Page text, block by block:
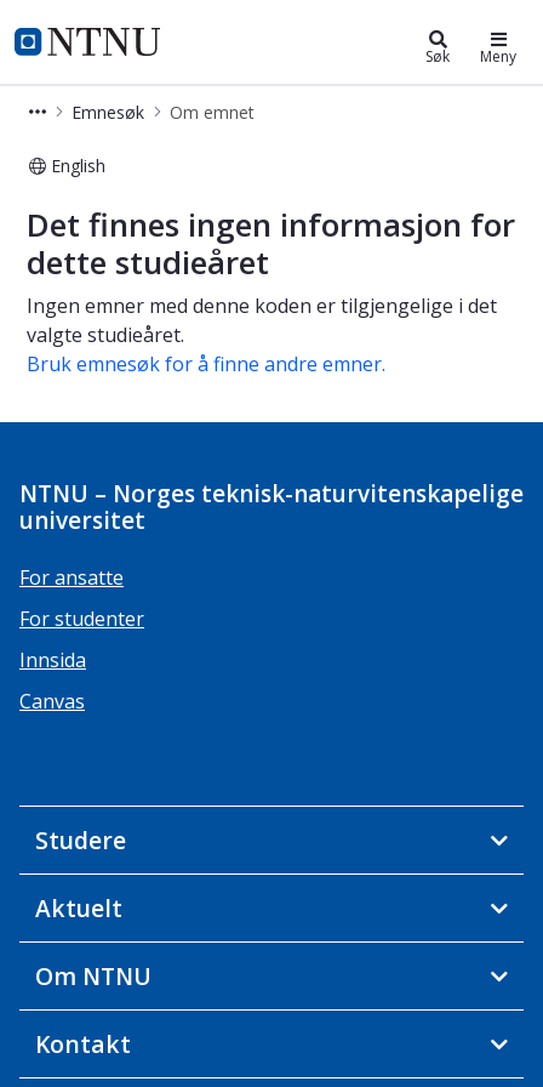
NTNU Hjemmeside
Studier Søk Meny
Emnesøk Om emnet
English
Om emnet
Det finnes ingen informasjon for
dette studieåret
Ingen emner med denne koden er tilgjengelige i det
valgte studieåret.
Bruk emnesøk for å finne andre emner.
NTNU – Norges teknisk-naturvitenskapelige
universitet
For ansatte
For studenter
Innsida
Canvas
Studere
Aktuelt
Om NTNU
Kontakt